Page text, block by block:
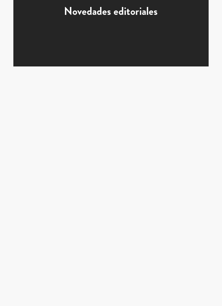
Novedades editoriales